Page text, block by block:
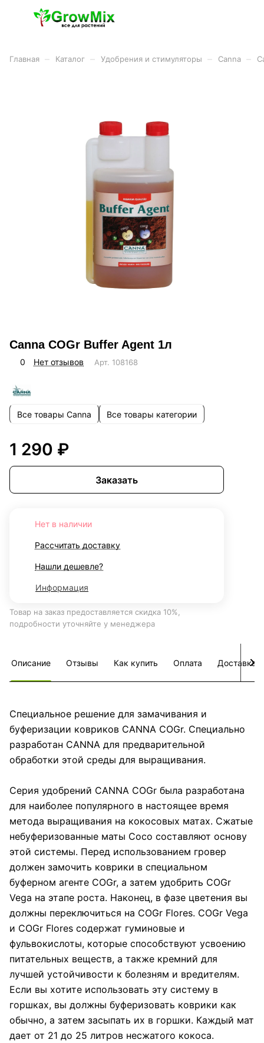
Главная Каталог Удобрения и стимуляторы Canna
Canna COGr Buffer Agent 1л
0 Нет отзывов Арт. 108168
Все товары Canna Все товары категории
1 290 ₽
Заказать
Нет в наличии
Рассчитать доставку
Нашли дешевле?
Информация
Товар на заказ предоставляется скидка 10%,
подробности уточняйте у менеджера
Описание Отзывы Как купить Оплата Доставка
Специальное решение для замачивания и
буферизации ковриков CANNA COGr. Специально
разработан CANNA для предварительной
обработки этой среды для выращивания.
Серия удобрений CANNA COGr была разработана
для наиболее популярного в настоящее время
метода выращивания на кокосовых матах. Сжатые
небуферизованные маты Coco составляют основу
этой системы. Перед использованием гровер
должен замочить коврики в специальном
буферном агенте COGr, а затем удобрить COGr
Vega на этапе роста. Наконец, в фазе цветения вы
должны переключиться на COGr Flores. COGr Vega
и COGr Flores содержат гуминовые и
фульвокислоты, которые способствуют усвоению
питательных веществ, а также кремний для
лучшей устойчивости к болезням и вредителям.
Если вы хотите использовать эту систему в
горшках, вы должны буферизовать коврики как
обычно, а затем засыпать их в горшки. Каждый мат
дает от 21 до 25 литров несжатого кокоса.